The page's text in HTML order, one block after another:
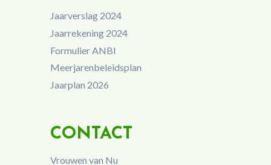
Jaarverslag 2024
Jaarrekening 2024
Formulier ANBI
Meerjarenbeleidsplan
Jaarplan 2026
CONTACT
Vrouwen van Nu